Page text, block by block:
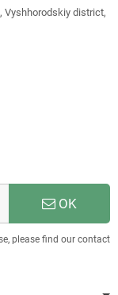
Vyshhorodskiy district,
OK
please find our contact